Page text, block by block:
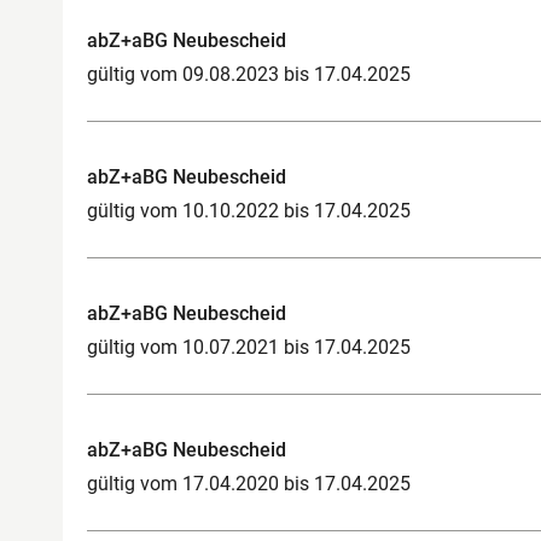
abZ+aBG Neubescheid
gültig vom 09.08.2023 bis 17.04.2025
abZ+aBG Neubescheid
gültig vom 10.10.2022 bis 17.04.2025
abZ+aBG Neubescheid
gültig vom 10.07.2021 bis 17.04.2025
abZ+aBG Neubescheid
gültig vom 17.04.2020 bis 17.04.2025